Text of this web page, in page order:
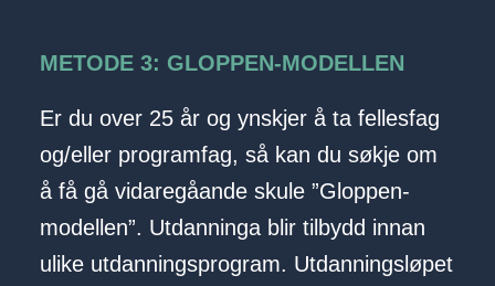
METODE 3: GLOPPEN-MODELLEN
Er du over 25 år og ynskjer å ta fellesfag
og/eller programfag, så kan du søkje om
å få gå vidaregåande skule ”Gloppen-
modellen”. Utdanninga blir tilbydd innan
ulike utdanningsprogram. Utdanningsløpet